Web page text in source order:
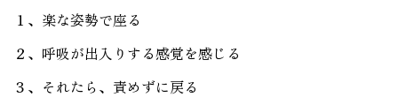
１、楽な姿勢で座る
２、呼吸が出入りする感覚を感じる
３、それたら、責めずに戻る